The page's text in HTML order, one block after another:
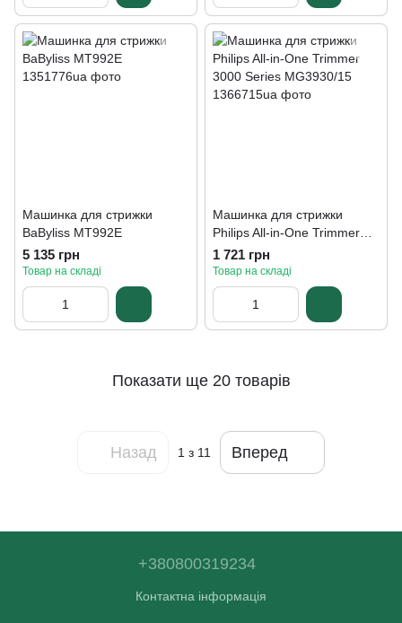
Машинка для стрижки
BaByliss MT992E
5 135 грн
Товар на складі
Машинка для стрижки
Philips All-in-One Trimmer
3000 Series MG3930/15
1 721 грн
Товар на складі
Показати ще 20 товарів
Назад 1 з 11 Вперед
+380800319234
Контактна інформація